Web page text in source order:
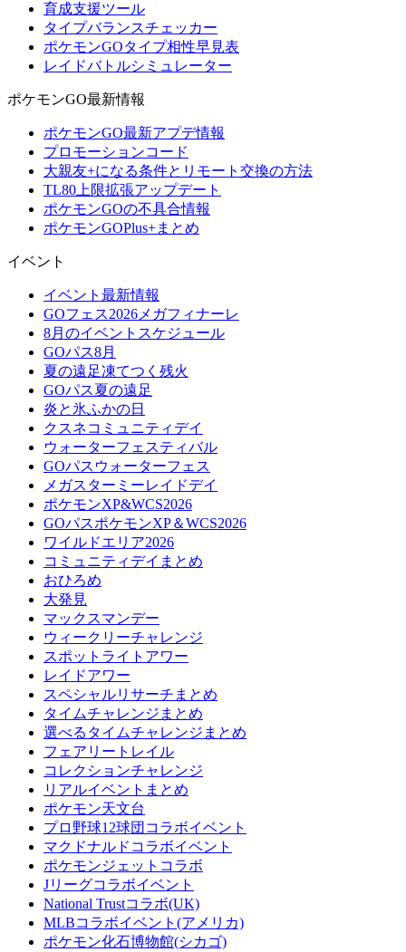
育成支援ツール
タイプバランスチェッカー
ポケモンGOタイプ相性早見表
レイドバトルシミュレーター
ポケモンGO最新情報
ポケモンGO最新アプデ情報
プロモーションコード
大親友+になる条件とリモート交換の方法
TL80上限拡張アップデート
ポケモンGOの不具合情報
ポケモンGOPlus+まとめ
イベント
イベント最新情報
GOフェス2026メガフィナーレ
8月のイベントスケジュール
GOパス8月
夏の遠足凍てつく残火
GOパス夏の遠足
炎と氷ふかの日
クスネコミュニティデイ
ウォーターフェスティバル
GOパスウォーターフェス
メガスターミーレイドデイ
ポケモンXP&WCS2026
GOパスポケモンXP＆WCS2026
ワイルドエリア2026
コミュニティデイまとめ
おひろめ
大発見
マックスマンデー
ウィークリーチャレンジ
スポットライトアワー
レイドアワー
スペシャルリサーチまとめ
タイムチャレンジまとめ
選べるタイムチャレンジまとめ
フェアリートレイル
コレクションチャレンジ
リアルイベントまとめ
ポケモン天文台
プロ野球12球団コラボイベント
マクドナルドコラボイベント
ポケモンジェットコラボ
Jリーグコラボイベント
National Trustコラボ(UK)
MLBコラボイベント(アメリカ)
ポケモン化石博物館(シカゴ)